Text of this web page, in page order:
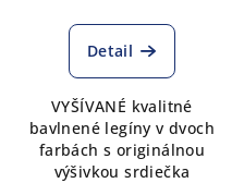
Detail
VYŠÍVANÉ kvalitné
bavlnené legíny v dvoch
farbách s originálnou
výšivkou srdiečka